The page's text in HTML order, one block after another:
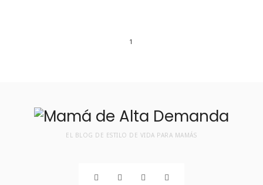
1
EL BLOG DE ESTILO DE VIDA PARA MAMÁS